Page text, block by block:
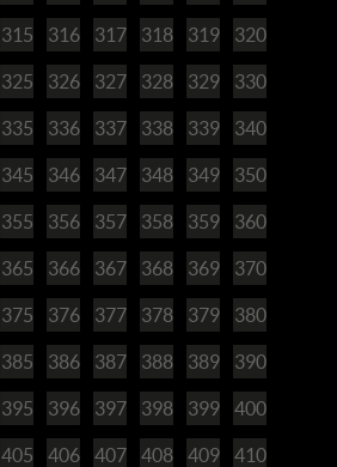
315 316 317 318 319 320
325 326 327 328 329 330
335 336 337 338 339 340
345 346 347 348 349 350
355 356 357 358 359 360
365 366 367 368 369 370
375 376 377 378 379 380
385 386 387 388 389 390
395 396 397 398 399 400
405 406 407 408 409 410